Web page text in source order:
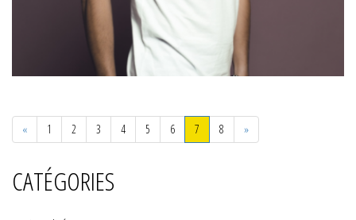
«Previous1 2 3 4 5 6 7 8 »Next
CATÉGORIES